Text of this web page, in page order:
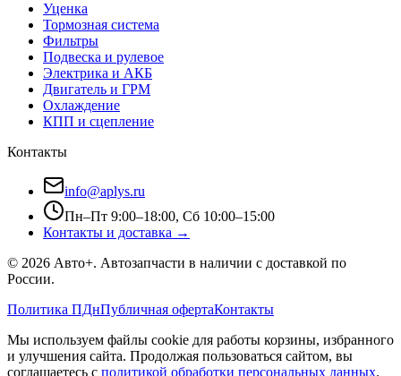
Уценка
Тормозная система
Фильтры
Подвеска и рулевое
Электрика и АКБ
Двигатель и ГРМ
Охлаждение
КПП и сцепление
Контакты
info@aplys.ru
Пн–Пт 9:00–18:00, Сб 10:00–15:00
Контакты и доставка →
© 2026 Авто+. Автозапчасти в наличии с доставкой по
России.
Политика ПДнПубличная офертаКонтакты
Мы используем файлы cookie для работы корзины, избранного
и улучшения сайта. Продолжая пользоваться сайтом, вы
соглашаетесь с политикой обработки персональных данных.